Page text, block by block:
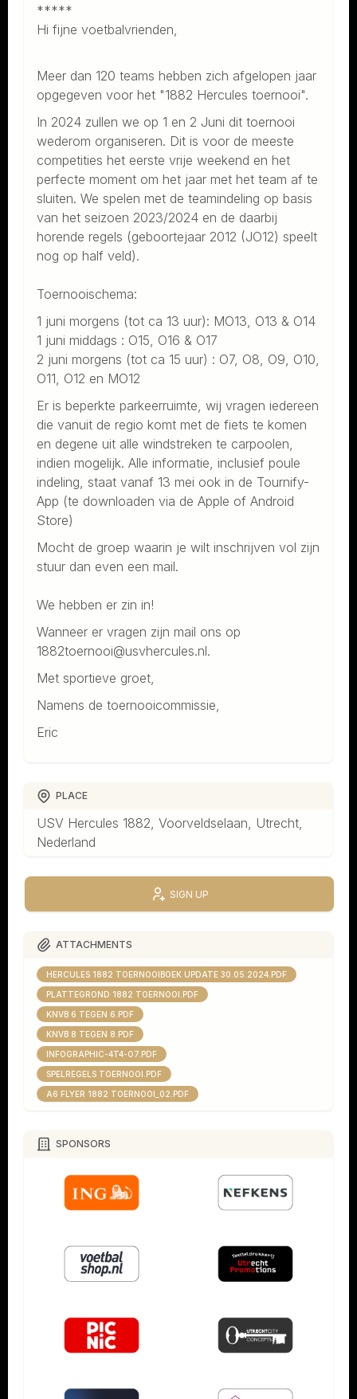
*****
Hi fijne voetbalvrienden,
Meer dan 120 teams hebben zich afgelopen jaar
opgegeven voor het "1882 Hercules toernooi".
In 2024 zullen we op 1 en 2 Juni dit toernooi
wederom organiseren. Dit is voor de meeste
competities het eerste vrije weekend en het
perfecte moment om het jaar met het team af te
sluiten. We spelen met de teamindeling op basis
van het seizoen 2023/2024 en de daarbij
horende regels (geboortejaar 2012 (JO12) speelt
nog op half veld).
Toernooischema:
1 juni morgens (tot ca 13 uur): MO13, O13 & O14
1 juni middags : O15, O16 & O17
2 juni morgens (tot ca 15 uur) : O7, O8, O9, O10,
O11, O12 en MO12
Er is beperkte parkeerruimte, wij vragen iedereen
die vanuit de regio komt met de fiets te komen
en degene uit alle windstreken te carpoolen,
indien mogelijk. Alle informatie, inclusief poule
indeling, staat vanaf 13 mei ook in de Tournify-
App (te downloaden via de Apple of Android
Store)
Mocht de groep waarin je wilt inschrijven vol zijn
stuur dan even een mail.
We hebben er zin in!
Wanneer er vragen zijn mail ons op
1882toernooi@usvhercules.nl.
Met sportieve groet,
Namens de toernooicommissie,
Eric
PLACE
USV Hercules 1882, Voorveldselaan, Utrecht,
Nederland
SIGN UP
ATTACHMENTS
HERCULES 1882 TOERNOOIBOEK UPDATE 30.05.2024.PDF
PLATTEGROND 1882 TOERNOOI.PDF
KNVB 6 TEGEN 6.PDF
KNVB 8 TEGEN 8.PDF
INFOGRAPHIC-4T4-O7.PDF
SPELREGELS TOERNOOI.PDF
A6 FLYER 1882 TOERNOOI_02.PDF
SPONSORS